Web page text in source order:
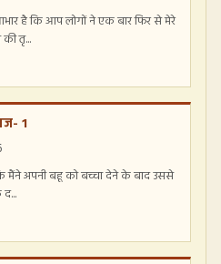
है कि आप लोगों ने एक बार फिर से मेरे
की तृ...
1
मैंने अपनी बहू को बच्चा देने के बाद उससे